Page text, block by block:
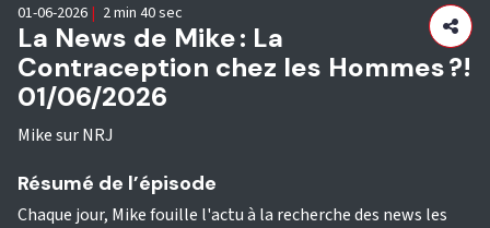
La News de Mike : La
Contraception chez les Hommes ?!
01/06/2026
Mike sur NRJ
01-06-2026 | 2 min 40 sec
Résumé de l’épisode
Chaque jour, Mike fouille l'actu à la recherche des news les